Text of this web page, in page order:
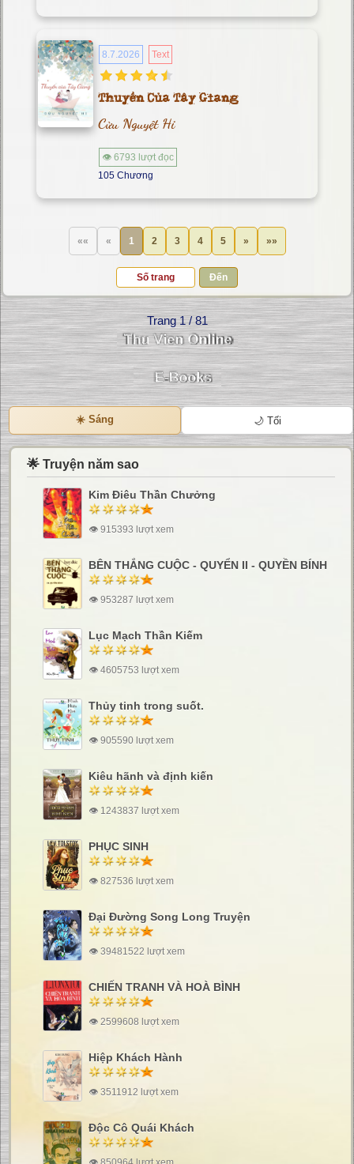
8.7.2026 Text
Thuyền Của Tây Giang
Cửu Nguyệt Hi
👁 6793 lượt đọc
105 Chương
«« « 1 2 3 4 5 » »»
Đến
Trang 1 / 81
☀️ Sáng 🌙 Tối
🌟 Truyện năm sao
Kim Điêu Thần Chưởng
👁 915393 lượt xem
BÊN THẮNG CUỘC - QUYỂN II - QUYỀN BÍNH
👁 953287 lượt xem
Lục Mạch Thần Kiếm
👁 4605753 lượt xem
Thủy tinh trong suốt.
👁 905590 lượt xem
Kiêu hãnh và định kiến
👁 1243837 lượt xem
PHỤC SINH
👁 827536 lượt xem
Đại Đường Song Long Truyện
👁 39481522 lượt xem
CHIẾN TRANH VÀ HOÀ BÌNH
👁 2599608 lượt xem
Hiệp Khách Hành
👁 3511912 lượt xem
Độc Cô Quái Khách